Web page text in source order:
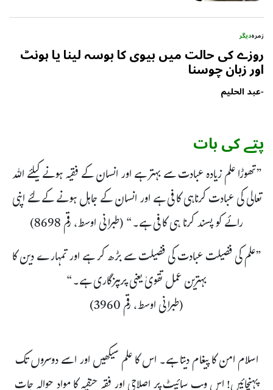
زمرہدیگر
روزے کی حالت میں بیوی کا بوسہ لینا یا ہونٹ
اور زبان چوسنا
-عبد الحلیم
پتے کی بات
”تھوڑا علم زیادہ عبادت سے بہتر ہے اور انسان کے فقیہ ہونے کیلئے اللہ
تعالی کی عبادت کرناہی کافی ہے اور انسان کے جاہل ہونے کے لئے اپنی
رائے کو پسند کرنا ہی کافی ہے۔“ (طبرانی اوسط، رقم 8698)
”علم کی فضیلت عبادت کی فضیلت سے بڑھ کر ہے اور تمہارے دین کا
بہترین عمل تقویٰ یعنی پرہیزگاری ہے۔“
(طبرانی اوسط، رقم 3960)
اسلام امن کا پیغام دیتا ہے۔ اس کا علم سیکھیں اور اسے دوسروں تک